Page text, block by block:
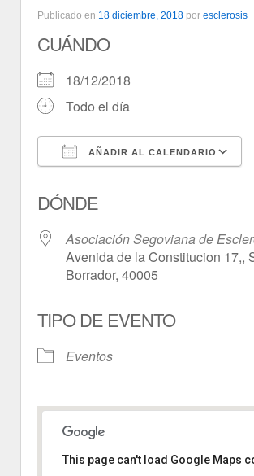
Publicado en 18 diciembre, 2018 por esclerosis
CUÁNDO
18/12/2018
Todo el día
AÑADIR AL CALENDARIO
DÓNDE
Asociación Segoviana de
Avenida de la Constitucion 17,,
Borrador, 40005
TIPO DE EVENTO
Eventos
This page can't load Google Maps